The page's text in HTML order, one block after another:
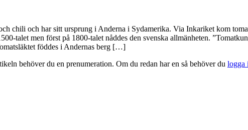
chili och har sitt ursprung i Anderna i Sydamerika. Via Inkariket kom
talet men först på 1800-talet nåddes den svenska allmänheten.
föddes i Andernas berg […]
behöver du en prenumeration. Om du redan har en så behöver du logga